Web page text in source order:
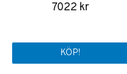
7022 kr
KÖP!